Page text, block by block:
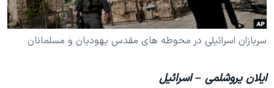
اسرائیل در جنگ
ورزش زنان در ایران
تریبونال مردمی آبان ۹۸
زبانهای مختلف
سربازان اسرائیلی در محوطه های مقدس یهودیان و مسلمانان
ایلان یروشلمی – اسرائیل